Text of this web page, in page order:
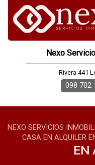
Nexo
Rivera 441
098 702
NEXO SERVICIOS
CASA EN ALQUILER
EN